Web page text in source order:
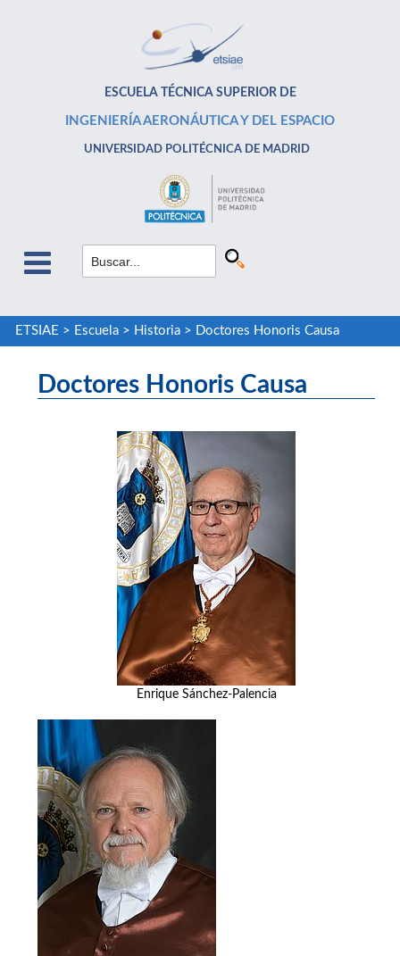
ESCUELA TÉCNICA SUPERIOR DE
INGENIERÍA AERONÁUTICA Y DEL ESPACIO
UNIVERSIDAD POLITÉCNICA DE MADRID
ETSIAE > Escuela> Historia> Doctores Honoris Causa
Doctores Honoris Causa
Enrique Sánchez-Palencia